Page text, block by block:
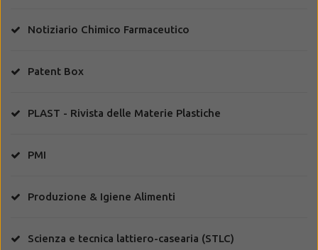
Notiziario Chimico Farmaceutico
Patent Box
PLAST - Rivista delle Materie Plastiche
PMI
Produzione & Igiene Alimenti
Scienza e tecnica lattiero-casearia (STLC)